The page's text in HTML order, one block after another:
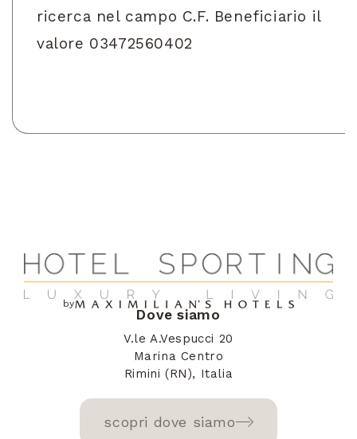
ricerca nel campo C.F. Beneficiario il
valore 03472560402
by
Dove siamo
V.le A.Vespucci 20
Marina Centro
Rimini (RN), Italia
scopri dove siamo